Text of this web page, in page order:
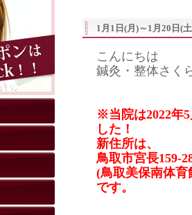
1月1日(月)～1月20日(
こんにちは
鍼灸・整体さく
※当院は2022年
した！
新住所は、
鳥取市宮長159-
(鳥取美保南体育
です。